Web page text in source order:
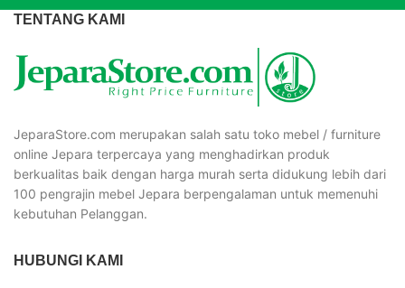
TENTANG KAMI
JeparaStore.com merupakan salah satu toko mebel / furniture
online Jepara terpercaya yang menghadirkan produk
berkualitas baik dengan harga murah serta didukung lebih dari
100 pengrajin mebel Jepara berpengalaman untuk memenuhi
kebutuhan Pelanggan.
HUBUNGI KAMI